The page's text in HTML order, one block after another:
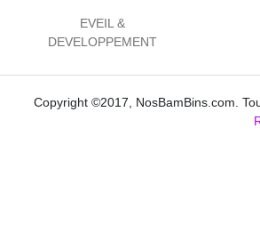
EVEIL &
DEVELOPPEMENT
Copyright ©2017, NosBamBins.com.